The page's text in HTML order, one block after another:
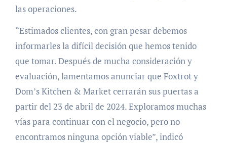
las operaciones.
“Estimados clientes, con gran pesar debemos
informarles la difícil decisión que hemos tenido
que tomar. Después de mucha consideración y
evaluación, lamentamos anunciar que Foxtrot y
Dom’s Kitchen & Market cerrarán sus puertas a
partir del 23 de abril de 2024. Exploramos muchas
vías para continuar con el negocio, pero no
encontramos ninguna opción viable”, indicó